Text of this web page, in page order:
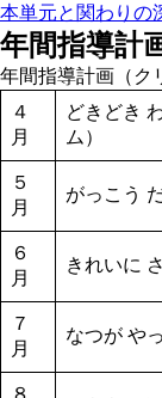
本単元と関わりの
年間指導計
年間指導計画（ク
４
月
どきどき
ム）
５
月
がっこう
６
月
きれいに
７
月
なつが や
８